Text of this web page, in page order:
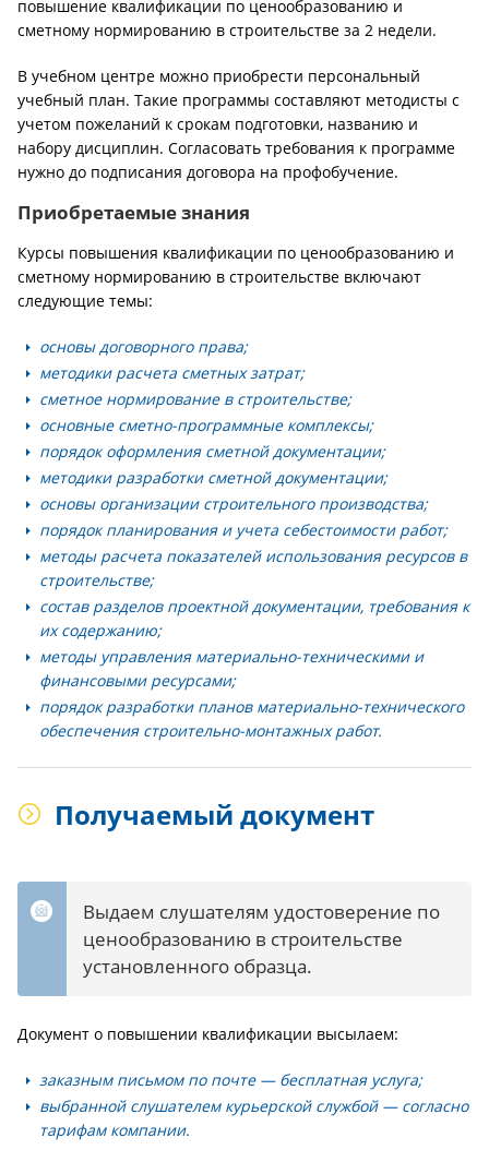
повышение квалификации по ценообразованию и
сметному нормированию в строительстве за 2 недели.
В учебном центре можно приобрести персональный
учебный план. Такие программы составляют методисты с
учетом пожеланий к срокам подготовки, названию и
набору дисциплин. Согласовать требования к программе
нужно до подписания договора на профобучение.
Приобретаемые знания
Курсы повышения квалификации по ценообразованию и
сметному нормированию в строительстве включают
следующие темы:
основы договорного права;
методики расчета сметных затрат;
сметное нормирование в строительстве;
основные сметно-программные комплексы;
порядок оформления сметной документации;
методики разработки сметной документации;
основы организации строительного производства;
порядок планирования и учета себестоимости работ;
методы расчета показателей использования ресурсов в
строительстве;
состав разделов проектной документации, требования к
их содержанию;
методы управления материально-техническими и
финансовыми ресурсами;
порядок разработки планов материально-технического
обеспечения строительно-монтажных работ.
Получаемый документ
Выдаем слушателям удостоверение по
ценообразованию в строительстве
установленного образца.
Документ о повышении квалификации высылаем:
заказным письмом по почте — бесплатная услуга;
выбранной слушателем курьерской службой — согласно
тарифам компании.